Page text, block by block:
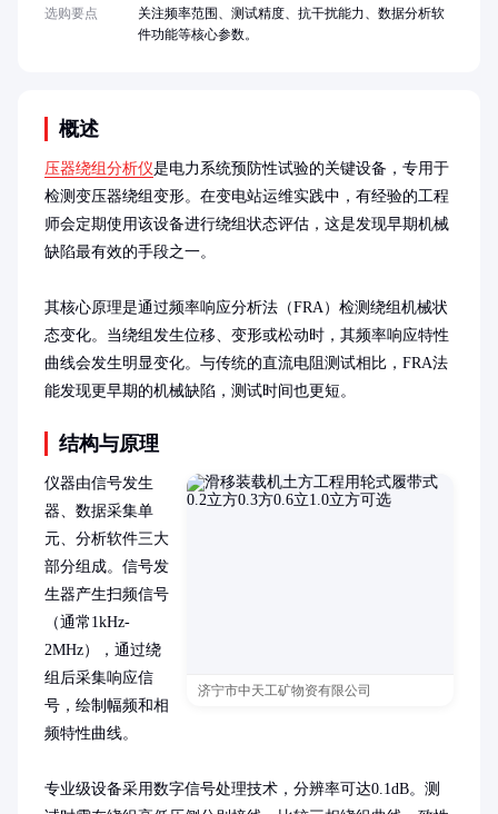
概述
压器绕组分析仪是电力系统预防性试验的关键设备，专用于
检测变压器绕组变形。在变电站运维实践中，有经验的工程
师会定期使用该设备进行绕组状态评估，这是发现早期机械
缺陷最有效的手段之一。
其核心原理是通过频率响应分析法（FRA）检测绕组机械状
态变化。当绕组发生位移、变形或松动时，其频率响应特性
曲线会发生明显变化。与传统的直流电阻测试相比，FRA法
能发现更早期的机械缺陷，测试时间也更短。
结构与原理
济宁市中天工矿物资有限公司
仪器由信号发生
器、数据采集单
元、分析软件三大
部分组成。信号发
生器产生扫频信号
（通常1kHz-
2MHz），通过绕
组后采集响应信
号，绘制幅频和相
频特性曲线。
专业级设备采用数字信号处理技术，分辨率可达0.1dB。测
选购要点
关注频率范围、测试精度、抗干扰能力、数据分析软
件功能等核心参数。